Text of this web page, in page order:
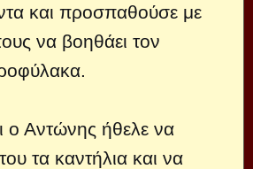
και προσπαθούσε με
να βοηθάει τον
ο Αντώνης ήθελε να
τα καντήλια και να